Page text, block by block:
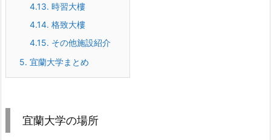
4.13. 時習大樓
4.14. 格致大樓
4.15. その他施設紹介
5. 宜蘭大学まとめ
宜蘭大学の場所